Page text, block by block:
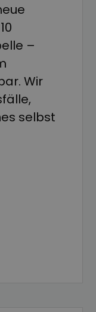
–
Wir
selbst